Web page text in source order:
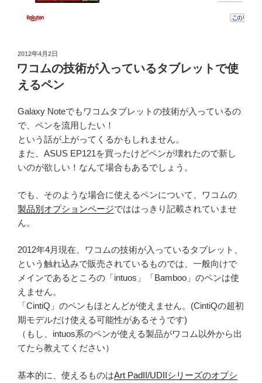
投
稿
日:
2012年4月2日
ワコムの技術が入っているタブレットで使
えるペン
Galaxy Noteでもワコムタブレットの技術が入っているの
で、ペンを流用したい！
という話が上がってくるかもしれません。
また、ASUS EP121を買ったけどペンが壊れたので新し
いのが欲しい！なんて場合もあるでしょう。
でも、そのような場合に使えるペンについて、ワコムの
製品別オプションページでははっきり記載されていませ
ん。
2012年4月現在、ワコムの技術が入っているタブレット、
という触れ込みで販売されているものでは、一般向けで
メインであるところの「intuos」「Bamboo」のペンは使
えません。
「CintiQ」のペンもほとんどが使えません。(CintiQの超初
期モデルだけ使える可能性があるそうです)
（もし、intuos系のペンが使える製品がワコム以外から出
てたら教えてください）
基本的に、使えるものはArt PadII/UDIIシリーズのオプシ